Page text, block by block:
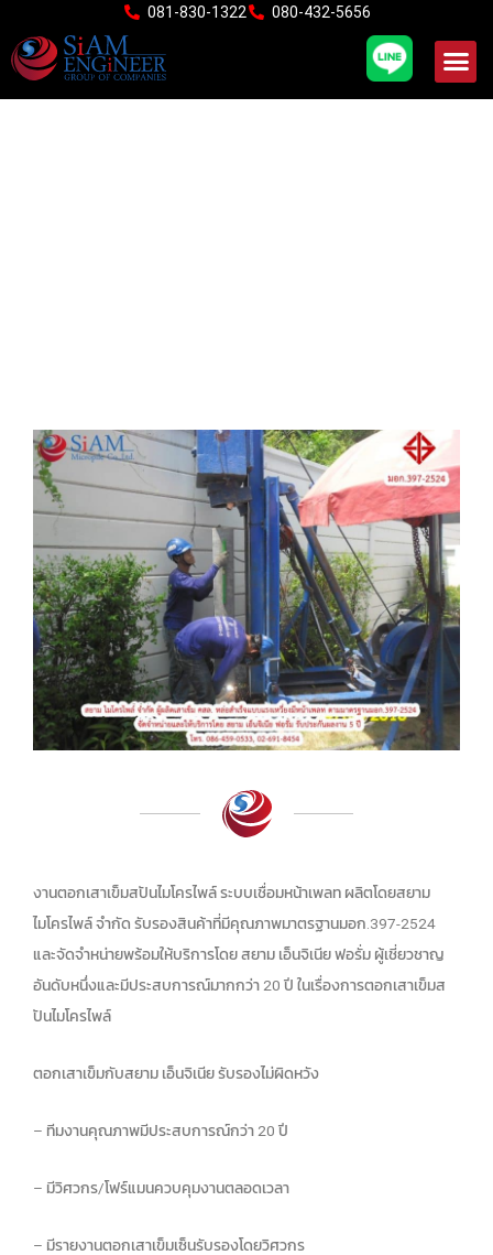
content
081-830-1322 080-432-5656
งานตอกเสาเข็มสปันไมโครไพล์ ระบบเชื่อมหน้าเพลท ผลิตโดยสยาม
ไมโครไพล์ จำกัด รับรองสินค้าที่มีคุณภาพมาตรฐานมอก.397-2524
และจัดจำหน่ายพร้อมให้บริการโดย สยาม เอ็นจิเนีย ฟอรั่ม ผู้เชี่ยวชาญ
อันดับหนึ่งและมีประสบการณ์มากกว่า 20 ปี ในเรื่องการตอกเสาเข็มส
ปันไมโครไพล์
ตอกเสาเข็มกับสยาม เอ็นจิเนีย รับรองไม่ผิดหวัง
– ทีมงานคุณภาพมีประสบการณ์กว่า 20 ปี
– มีวิศวกร/โฟร์แมนควบคุมงานตลอดเวลา
– มีรายงานตอกเสาเข็มเซ็นรับรองโดยวิศวกร